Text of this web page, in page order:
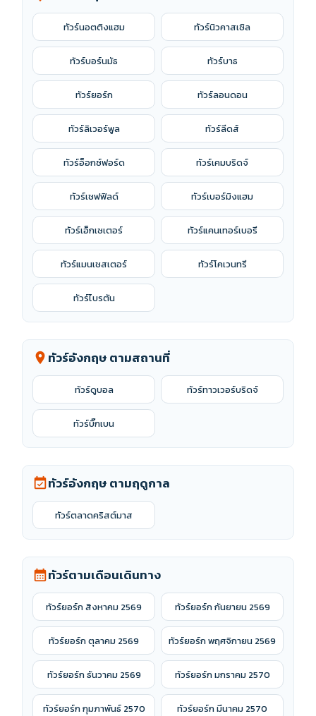
ทัวร์นอตติงแฮม ทัวร์นิวคาสเซิล
ทัวร์บอร์นมัธ ทัวร์บาธ
ทัวร์ยอร์ก ทัวร์ลอนดอน
ทัวร์ลิเวอร์พูล ทัวร์ลีดส์
ทัวร์อ็อกซ์ฟอร์ด ทัวร์เคมบริดจ์
ทัวร์เชฟฟิลด์ ทัวร์เบอร์มิงแฮม
ทัวร์เอ็กเซเตอร์ ทัวร์แคนเทอร์เบอรี
ทัวร์แมนเชสเตอร์ ทัวร์โคเวนทรี
ทัวร์ไบรตัน
location_on ทัวร์อังกฤษ ตามสถานที่
ทัวร์ดูบอล ทัวร์ทาวเวอร์บริดจ์
ทัวร์บิ๊กเบน
event_availableทัวร์อังกฤษ ตามฤดูกาล
ทัวร์ตลาดคริสต์มาส
calendar_monthทัวร์ตามเดือนเดินทาง
ทัวร์ยอร์ก สิงหาคม 2569 ทัวร์ยอร์ก กันยายน 2569
ทัวร์ยอร์ก ตุลาคม 2569 ทัวร์ยอร์ก พฤศจิกายน 2569
ทัวร์ยอร์ก ธันวาคม 2569 ทัวร์ยอร์ก มกราคม 2570
ทัวร์ยอร์ก กุมภาพันธ์ 2570 ทัวร์ยอร์ก มีนาคม 2570